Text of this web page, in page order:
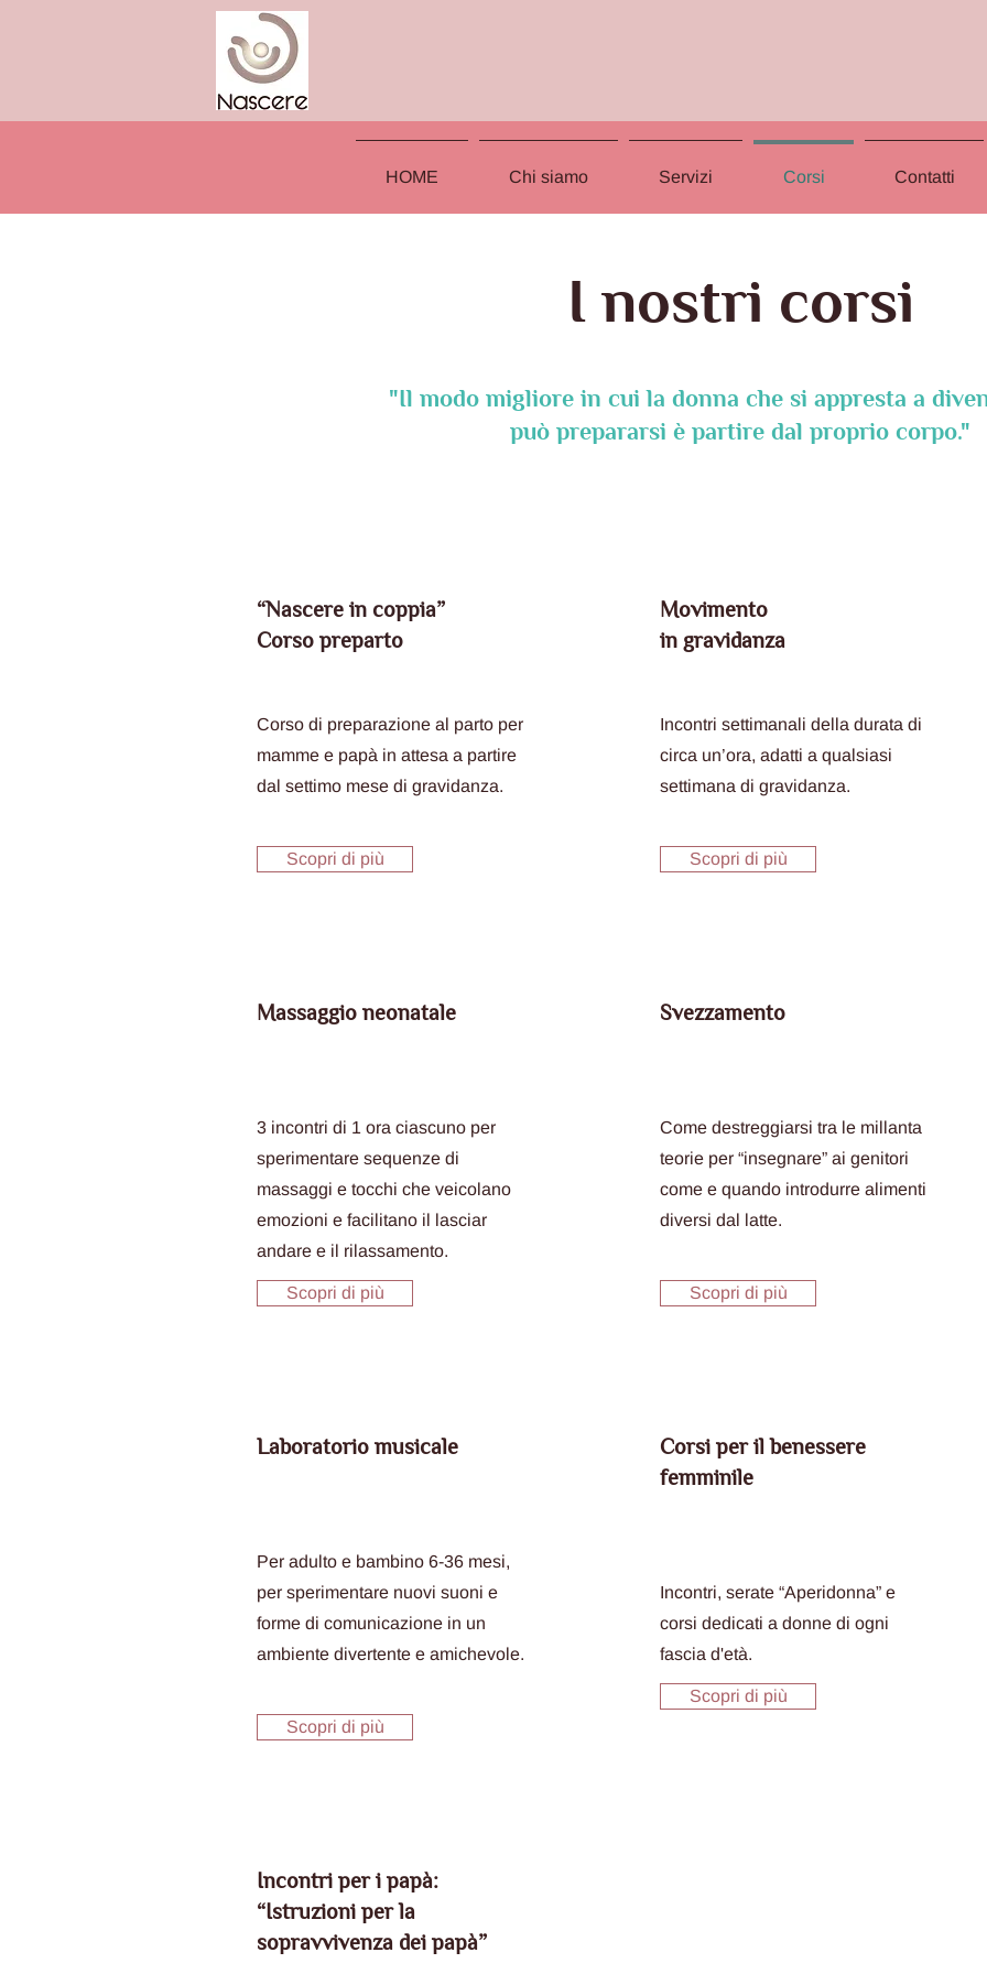
HOME Chi siamo Servizi Corsi Contatti
I nostri corsi
"Il modo migliore in cui la donna che si appresta a
può prepararsi è partire dal proprio corpo."
“Nascere in coppia”
Corso preparto
Corso di preparazione al parto per
mamme e papà in attesa a partire
dal settimo mese di gravidanza.
Scopri di più
Massaggio neonatale
3 incontri di 1 ora ciascuno per
sperimentare sequenze di
massaggi e tocchi che veicolano
emozioni e facilitano il lasciar
andare e il rilassamento.
Scopri di più
Laboratorio musicale
Per adulto e bambino 6-36 mesi,
per sperimentare nuovi suoni e
forme di comunicazione in un
ambiente divertente e amichevole.
Scopri di più
Incontri per i papà:
“Istruzioni per la
sopravvivenza dei papà”
Movimento
in gravidanza
Incontri settimanali della durata di
circa un’ora, adatti a qualsiasi
settimana di gravidanza.
Scopri di più
Svezzamento
Come destreggiarsi tra le millanta
teorie per “insegnare” ai genitori
come e quando introdurre alimenti
diversi dal latte.
Scopri di più
Corsi per il benessere
femminile
Incontri, serate “Aperidonna” e
corsi dedicati a donne di ogni
fascia d'età.
Scopri di più